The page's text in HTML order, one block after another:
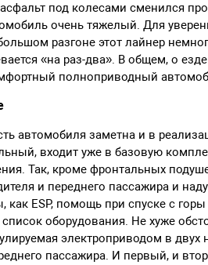
под колесами сменился
очень тяжелый. Для
разгоне этот лайнер
«на раз-два». В общем, о
полноприводный
автомобиля заметна и в
входит уже в базовую
Так, кроме фронтальных
и переднего пассажира и
как ESP, помощь при спуске с
оборудования. Не хуже
электроприводом в двух
пассажира. И первый, и